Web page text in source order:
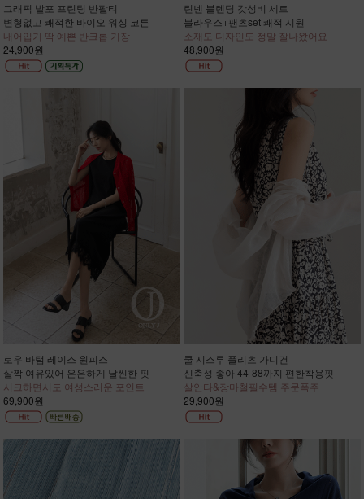
그래픽 발포 프린팅 반팔티
변형없고 쾌적한 바이오 워싱 코튼
내어입기 딱 예쁜 반크롭 기장
24,900원
린넨 블렌딩 갓성비 세트
블라우스+팬츠set 쾌적 시원
소재도 디자인도 정말 잘나왔어요
48,900원
로우 바텀 레이스 원피스
살짝 여유있어 은은하게 날씬한 핏
시크하면서도 여성스러운 포인트
69,900원
쿨 시스루 플리츠 가디건
신축성 좋아 44-88까지 편한착용핏
살안타&장마철필수템 주문폭주
29,900원